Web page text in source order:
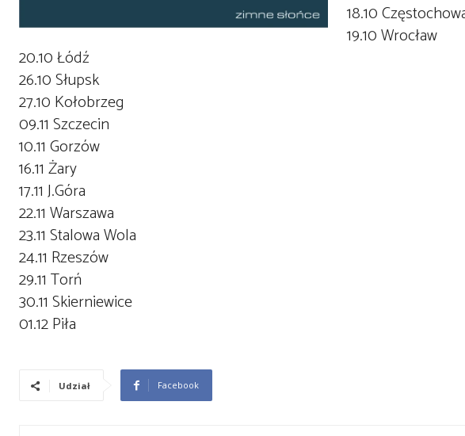
18.10
19.10 Wrocław
20.10 Łódź
26.10 Słupsk
27.10 Kołobrzeg
09.11 Szczecin
10.11 Gorzów
16.11 Żary
17.11 J.Góra
22.11 Warszawa
23.11 Stalowa Wola
24.11 Rzeszów
29.11 Torń
30.11 Skierniewice
01.12 Piła
Udział Facebook